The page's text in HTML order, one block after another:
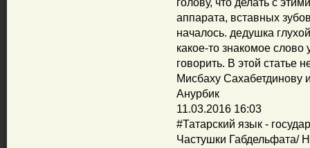
голову, что делать с
аппарата, вставных
началось. дедушка
какое-то знакомое
говорить. В этой статье
Мисбаху Сахабетдинову
Анурбик
11.03.2016 16:03
‪#‎Татарский‬ язык -
Частушки Габдельфата/